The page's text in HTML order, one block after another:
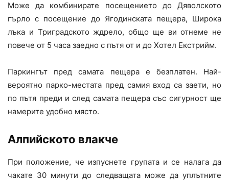
Може да комбинирате посещението до Дяволското
гърло с посещение до Ягодинската пещера, Широка
лъка и Триградското ждрело, общо ще ви отнеме не
повече от 5 часа заедно с пътя от и до Хотел Екстрийм.
Паркингът пред самата пещера е безплатен. Най-
вероятно парко-местата пред самия вход са заети, но
по пътя преди и след самата пещера със сигурност ще
намерите удобно място.
Алпийското влакче
При положение, че изпуснете групата и се налага да
чакате 30 минути до следващата може да уплътните